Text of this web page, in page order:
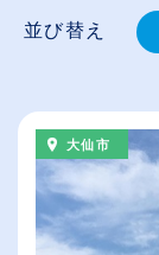
並び替え
大仙市